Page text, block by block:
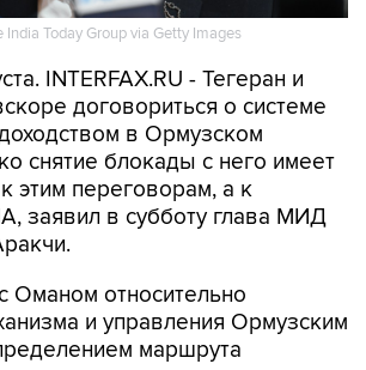
Today Group via Getty Images
INTERFAX.RU - Тегеран и
договориться о системе
в Ормузском
снятие блокады с него имеет
этим переговорам, а к
заявил в субботу глава МИД
Оманом относительно
и управления Ормузским
маршрута